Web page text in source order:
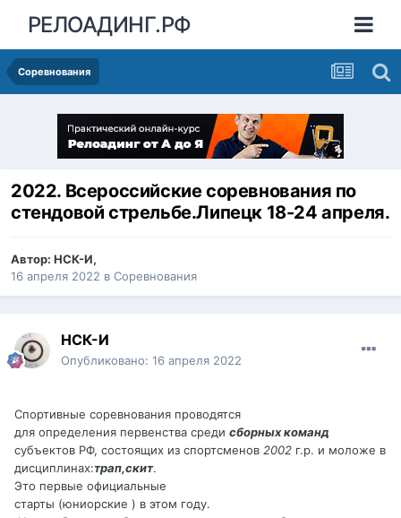
РЕЛОАДИНГ.РФ
Соревнования
2022. Всероссийские соревнования по
стендовой стрельбе.Липецк 18-24 апреля.
Автор: НСК-И,
16 апреля 2022 в Соревнования
НСК-И
Опубликовано: 16 апреля 2022
Спортивные соревнования проводятся
для определения первенства среди сборных команд
субъектов РФ, состоящих из спортсменов 2002 г.р. и моложе в
дисциплинах:трап,скит.
Это первые официальные
старты (юниорские ) в этом году.